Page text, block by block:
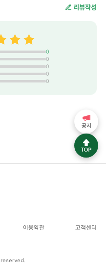
리뷰작성
0
0
0
0
0
이용약관 고객센터
공지